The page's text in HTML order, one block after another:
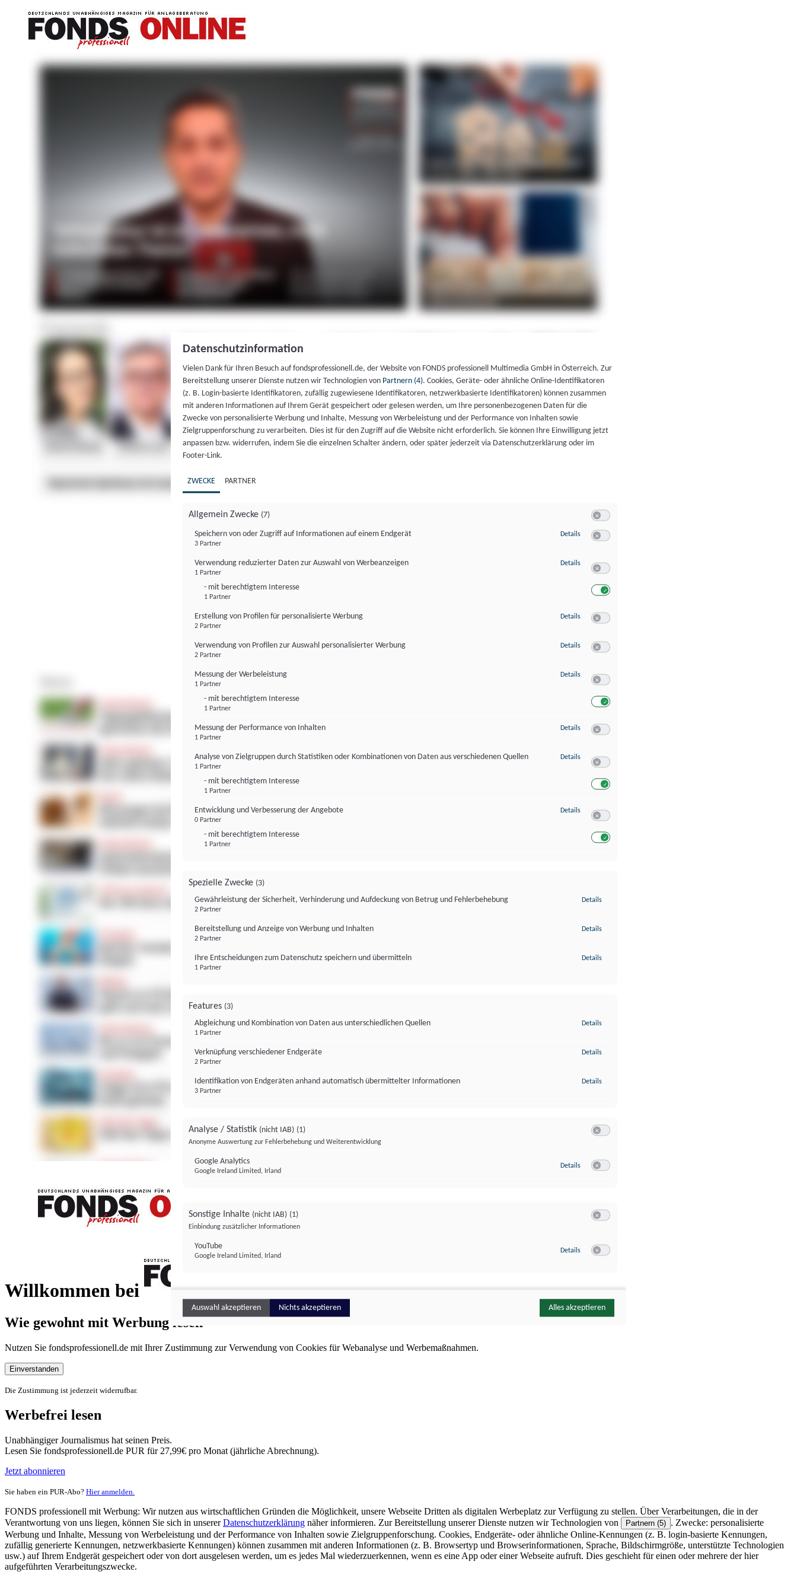
Willkommen bei
FONDS professionell
Wie gewohnt mit Werbung lesen
Nutzen Sie fondsprofessionell.de mit Ihrer Zustimmung zur Verwendung von Cookies für Webanalyse und Werbemaßnahmen.
Einverstanden
Die Zustimmung ist jederzeit widerrufbar.
Werbefrei lesen
Unabhängiger Journalismus hat seinen Preis.
Lesen Sie fondsprofessionell.de PUR für 27,99€ pro Monat (jährliche Abrechnung).
Jetzt abonnieren
Sie haben ein PUR-Abo? Hier anmelden.
FONDS professionell mit Werbung: Wir nutzen aus wirtschaftlichen Gründen die Möglichkeit, unsere Webseite Dritten als digitalen Werbeplatz zur Verfügung zu stellen. Über Verarbeitungen, die in der
Verantwortung von uns liegen, können Sie sich in unsererDatenschutzerklärung näher informieren. Zur Bereitstellung unserer Dienste nutzen wir Technologien von Partnern (5) . Zwecke: personalisierte
Werbung und Inhalte, Messung von Werbeleistung und der Performance von Inhalten sowie Zielgruppenforschung. Cookies, Endgeräte- oder ähnliche Online-Kennungen (z. B. login-basierte Kennungen,
zufällig generierte Kennungen, netzwerkbasierte Kennungen) können zusammen mit anderen Informationen (z. B. Browsertyp und Browserinformationen, Sprache, Bildschirmgröße, unterstützte Technologien
usw.) auf Ihrem Endgerät gespeichert oder von dort ausgelesen werden, um es jedes Mal wiederzuerkennen, wenn es eine App oder einer Webseite aufruft. Dies geschieht für einen oder mehrere der hier
aufgeführten Verarbeitungszwecke.
Datenschutzinformation
Vielen Dank für Ihren Besuch auf fondsprofessionell.de, der Website von FONDS professionell Multimedia GmbH in Österreich. Zur
Bereitstellung unserer Dienste nutzen wir Technologien von Partnern (4). Cookies, Geräte- oder ähnliche Online-Identifikatoren
(z. B. Login-basierte Identifikatoren, zufällig zugewiesene Identifikatoren, netzwerkbasierte Identifikatoren) können zusammen
mit anderen Informationen auf Ihrem Gerät gespeichert oder gelesen werden, um Ihre personenbezogenen Daten für die
Zwecke von personalisierte Werbung und Inhalte, Messung von Werbeleistung und der Performance von Inhalten sowie
Zielgruppenforschung zu verarbeiten. Dies ist für den Zugriff auf die Website nicht erforderlich. Sie können Ihre Einwilligung jetzt
anpassen bzw. widerrufen, indem Sie die einzelnen Schalter ändern, oder später jederzeit via Datenschutzerklärung oder im
Footer-Link.
ZWECKE PARTNER
Allgemein Zwecke (7)
Speichern von oder Zugriff auf Informationen auf einem Endgerät
3 Partner
Details zu Speichern von oder Zugriff auf Informationen auf einem Endgerät
Verwendung reduzierter Daten zur Auswahl von Werbeanzeigen
1 Partner
- mit berechtigtem Interesse
1 Partner
Details zu Verwendung reduzierter Daten zur Auswahl von Werbeanzeigen
Erstellung von Profilen für personalisierte Werbung
2 Partner
Details zu Erstellung von Profilen für personalisierte Werbung
Verwendung von Profilen zur Auswahl personalisierter Werbung
2 Partner
Details zu Verwendung von Profilen zur Auswahl personalisierter Werbung
Messung der Werbeleistung
1 Partner
- mit berechtigtem Interesse
1 Partner
Details zu Messung der Werbeleistung
Messung der Performance von Inhalten
1 Partner
Details zu Messung der Performance von Inhalten
Analyse von Zielgruppen durch Statistiken oder Kombinationen von Daten aus verschiedenen Quellen
1 Partner
- mit berechtigtem Interesse
1 Partner
Details zu Analyse von Zielgruppen durch Statistiken oder Kombinationen von
Entwicklung und Verbesserung der Angebote
0 Partner
- mit berechtigtem Interesse
1 Partner
Details zu Entwicklung und Verbesserung der Angebote
Spezielle Zwecke (3)
Gewährleistung der Sicherheit, Verhinderung und Aufdeckung von Betrug und Fehlerbehebung
2 Partner
Details
Bereitstellung und Anzeige von Werbung und Inhalten
2 Partner
Details
Ihre Entscheidungen zum Datenschutz speichern und übermitteln
1 Partner
Details
Features (3)
Abgleichung und Kombination von Daten aus unterschiedlichen Quellen
1 Partner
Details
Verknüpfung verschiedener Endgeräte
2 Partner
Details
Identifikation von Endgeräten anhand automatisch übermittelter Informationen
3 Partner
Details
Analyse / Statistik (nicht IAB) (1)
Anonyme Auswertung zur Fehlerbehebung und Weiterentwicklung
Google Analytics
Google Ireland Limited, Irland
Details zu Google Analytics
Sonstige Inhalte (nicht IAB) (1)
Einbindung zusätzlicher Informationen
YouTube
Google Ireland Limited, Irland
Details zu YouTube
Auswahl akzeptieren Nichts akzeptieren Alles akzeptieren